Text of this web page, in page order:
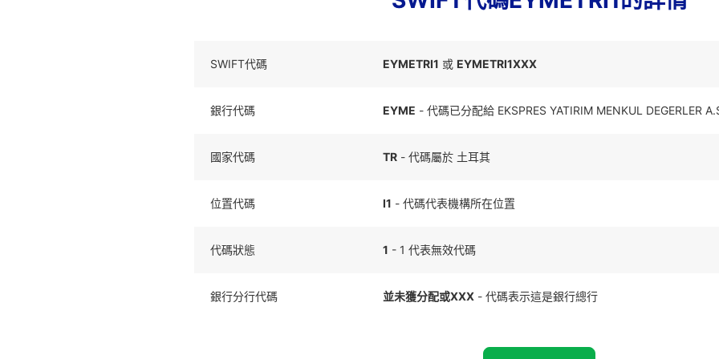
SWIFT代碼 EYMETRI1 或 EYMETRI1XXX
銀行代碼 EYME - 代碼已分配給 EKSPRES YATIRIM MENKUL DEGERLER
國家代碼 TR - 代碼屬於 土耳其
位置代碼 I1 - 代碼代表機構所在位置
代碼狀態 1 - 1 代表無效代碼
銀行分行代碼 並未獲分配或XXX - 代碼表示這是銀行總行